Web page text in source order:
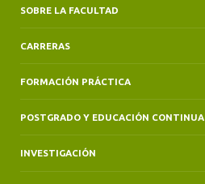
SOBRE LA FACULTAD
CARRERAS
FORMACIÓN PRÁCTICA
POSTGRADO Y EDUCACIÓN CONTINUA
INVESTIGACIÓN